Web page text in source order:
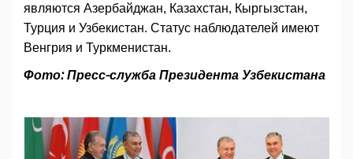
являются Азербайджан, Казахстан, Кыргызстан,
Турция и Узбекистан. Статус наблюдателей имеют
Венгрия и Туркменистан.
Фото: Пресс-служба Президента Узбекистана